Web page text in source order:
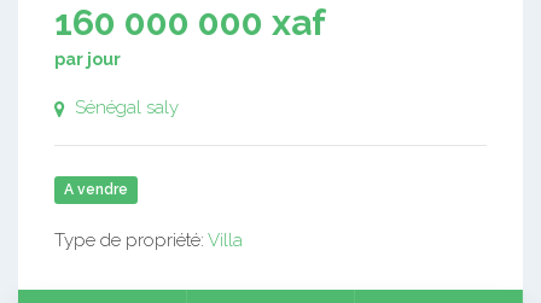
160 000 000 xaf
par jour
Sénégal saly
A vendre
Type de propriété: Villa